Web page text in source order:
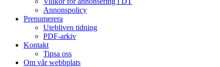
Annonspolicy
Prenumerera
Utebliven tidning
PDF-arkiv
Kontakt
Tipsa oss
Om vår webbplats